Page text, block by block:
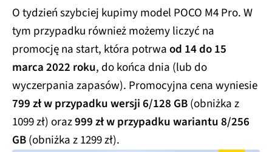
O tydzień szybciej kupimy model POCO M4 Pro. W
tym przypadku również możemy liczyć na
promocję na start, która potrwaod 14 do 15
marca 2022 roku, do końca dnia (lub do
wyczerpania zapasów). Promocyjna cena wyniesie
799 zł w przypadku wersji 6/128 GB(obniżka z
1099 zł) oraz999 zł w przypadku wariantu 8/256
GB(obniżka z 1299 zł).